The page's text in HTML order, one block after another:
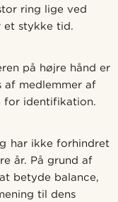
ring lige ved
et stykke tid.
på højre hånd er
af medlemmer af
for identifikation.
har ikke forhindret
år. På grund af
betyde balance,
til dens